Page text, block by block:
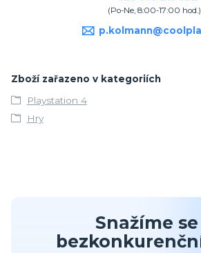
(Po-Ne, 8:00-17:00 hod.)
Zboží zařazeno v kategoriích
Playstation 4
Hry
Snažíme